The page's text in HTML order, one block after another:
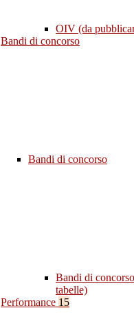
OIV (da
Bandi di concorso
Bandi di concorso
Bandi di
tabelle)
Performance 15